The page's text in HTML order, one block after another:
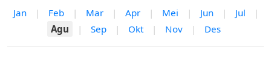
Jan | Feb | Mar | Apr | Mei | Jun | Jul
|
Agu
| Sep | Okt | Nov | Des